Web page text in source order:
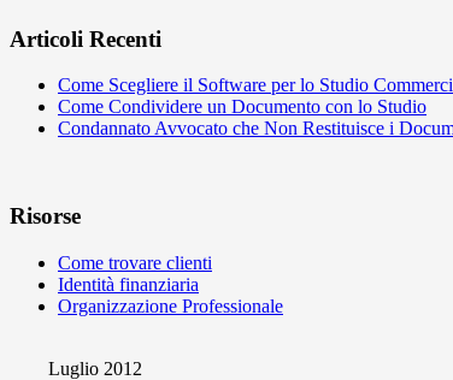
Articoli Recenti
Come Scegliere il Software per lo Studio
Come Condividere un Documento con lo Studio
Condannato Avvocato che Non Restituisce i
Risorse
Come trovare clienti
Identità finanziaria
Organizzazione Professionale
Luglio 2012